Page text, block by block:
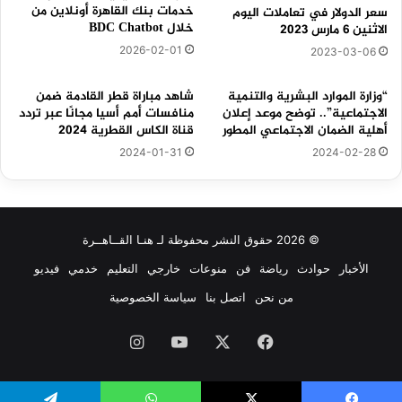
سعر الدولار في تعاملات اليوم
الاثنين 6 مارس 2023
2023-03-06
خدمات بنك القاهرة أونلاين من
خلال BDC Chatbot
2026-02-01
“وزارة الموارد البشرية والتنمية
الاجتماعية”.. توضح موعد إعلان
أهلية الضمان الاجتماعي المطور
2024-02-28
شاهد مباراة قطر القادمة ضمن
منافسات أمم أسيا مجانًا عبر تردد
قناة الكاس القطرية 2024
2024-01-31
© 2026 حقوق النشر محفوظة لـ هنـا القــاهــرة
الأخبار
حوادث رياضة فن منوعات خارجي التعليم خدمي
فيديو
من نحن
اتصل بنا سياسة الخصوصية
فيسبوك ‫YouTubeانستقرام